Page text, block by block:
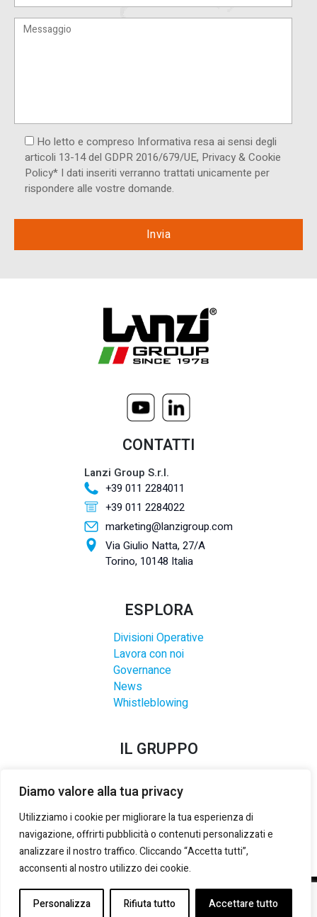
Diamo valore alla tua privacy
Utilizziamo i cookie per migliorare la tua esperienza di
navigazione, offrirti pubblicità o contenuti personalizzati e
analizzare il nostro traffico. Cliccando “Accetta tutti”,
acconsenti al nostro utilizzo dei cookie.
Personalizza Rifiuta tutto Accettare tutto
Ho letto e compreso Informativa resa ai ​sensi degli
articoli 13-14 del GDPR 2016/679/UE, Privacy & Cookie
Policy* I dati inseriti verranno trattati unicamente per
rispondere alle vostre domande.
CONTATTI
Lanzi Group S.r.l.
+39 011 2284011
+39 011 2284022
marketing@lanzigroup.com
Via Giulio Natta, 27/A
Torino, 10148 Italia
ESPLORA
Divisioni Operative
Lavora con noi
Governance
News
Whistleblowing
IL GRUPPO
©2021-2025 LANZI GROUP S.R.L. – P. IVA E REG. IMPRESE
TORINO:02133180014 – REA:TO 535492 – CAP. SOCIALE (i.v.):